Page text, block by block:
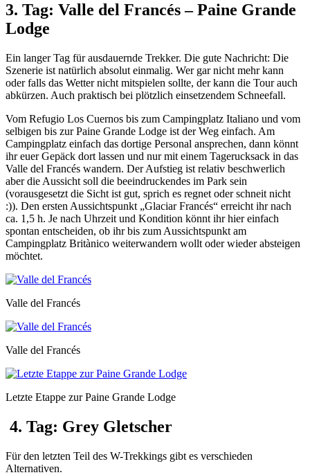
3. Tag: Valle del Francés – Paine Grande
Lodge
Ein langer Tag für ausdauernde Trekker. Die gute Nachricht: Die
Szenerie ist natürlich absolut einmalig. Wer gar nicht mehr kann
oder falls das Wetter nicht mitspielen sollte, der kann die Tour auch
abkürzen. Auch praktisch bei plötzlich einsetzendem Schneefall.
Vom Refugio Los Cuernos bis zum Campingplatz Italiano und vom
selbigen bis zur Paine Grande Lodge ist der Weg einfach. Am
Campingplatz einfach das dortige Personal ansprechen, dann könnt
ihr euer Gepäck dort lassen und nur mit einem Tagerucksack in das
Valle del Francés wandern. Der Aufstieg ist relativ beschwerlich
aber die Aussicht soll die beeindruckendes im Park sein
(vorausgesetzt die Sicht ist gut, sprich es regnet oder schneit nicht
:)). Den ersten Aussichtspunkt „Glaciar Francés“ erreicht ihr nach
ca. 1,5 h. Je nach Uhrzeit und Kondition könnt ihr hier einfach
spontan entscheiden, ob ihr bis zum Aussichtspunkt am
Campingplatz Britànico weiterwandern wollt oder wieder absteigen
möchtet.
Valle del Francés
Valle del Francés
Letzte Etappe zur Paine Grande Lodge
4. Tag: Grey Gletscher
Für den letzten Teil des W-Trekkings gibt es verschieden
Alternativen.